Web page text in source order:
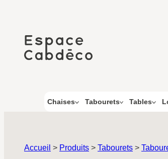
contenu
Chaises Tabourets Tables
Accueil > Produits > Tabourets >